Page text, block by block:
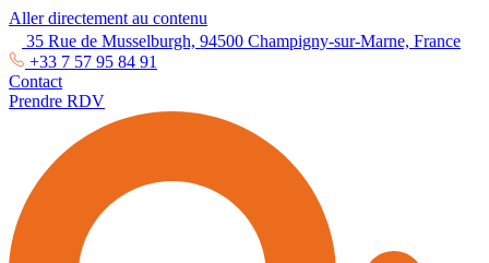
Aller directement au contenu
35 Rue de Musselburgh, 94500 Champigny-sur-Marne, France
+33 7 57 95 84 91
Contact
Prendre RDV